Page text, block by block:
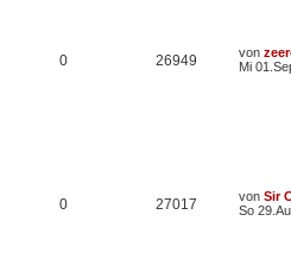
0 26949 von
Mi
0 27017 von Sir
So